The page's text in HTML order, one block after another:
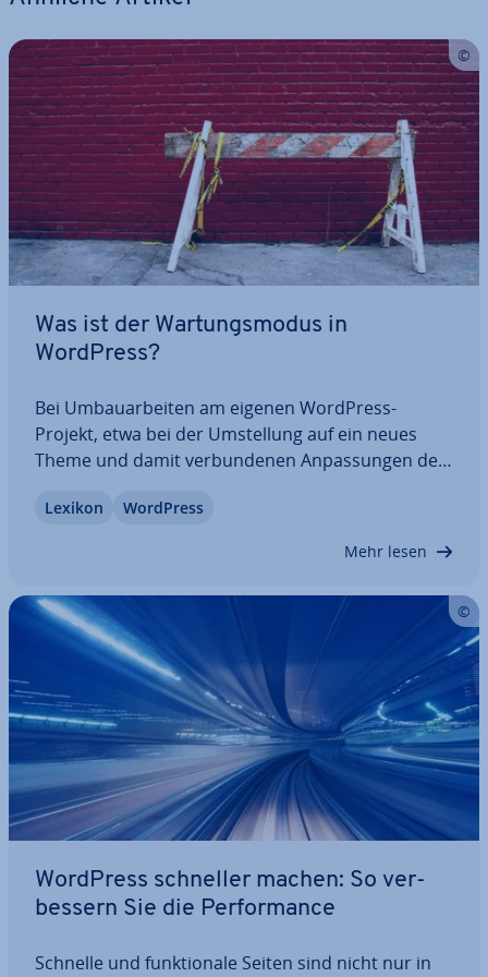
Was ist der War­tungs­mo­dus in
WordPress?
Bei Um­bau­ar­bei­ten am eigenen WordPress-
Projekt, etwa bei der Um­stel­lung auf ein neues
Theme und damit ver­bun­de­nen An­pas­sun­gen des
Dateien, sollte man den War­tungs­mo­dus von
Lexikon WordPress
Mehr lesen
WordPress schneller machen: So ver­
bes­sern Sie die Per­for­mance
Schnelle und funk­tio­na­le Seiten sind nicht nur in